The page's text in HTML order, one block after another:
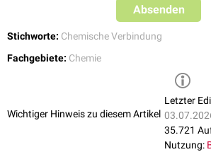
Absenden
Stichworte: Chemische Verbindung
Fachgebiete: Chemie
Wichtiger Hinweis zu diesem Artikel
Letzter
35.721
Nutzung: